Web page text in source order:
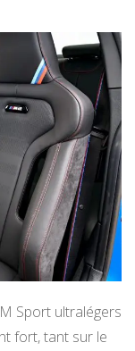
Sport ultralégers
fort, tant sur le